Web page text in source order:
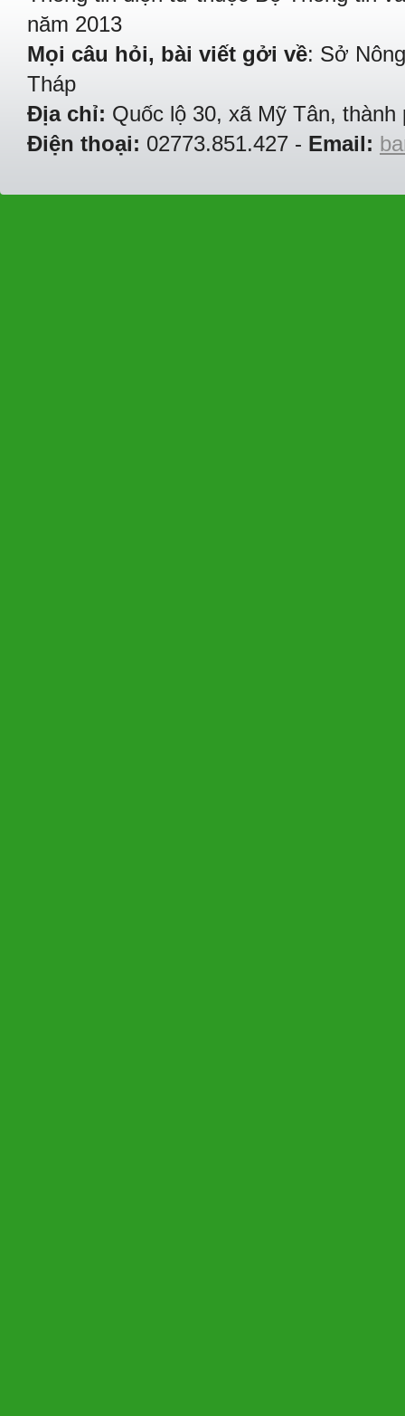
năm 2013
Mọi câu hỏi, bài viết gởi về: Sở
Tháp
Địa chỉ: Quốc lộ 30, xã Mỹ Tân,
Điện thoại: 02773.851.427 - Email: